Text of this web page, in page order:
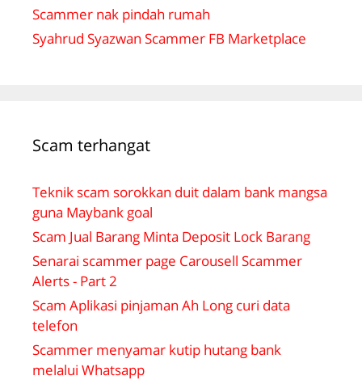
Scammer nak pindah rumah
Syahrud Syazwan Scammer FB Marketplace
Scam terhangat
Teknik scam sorokkan duit dalam bank mangsa
guna Maybank goal
Scam Jual Barang Minta Deposit Lock Barang
Senarai scammer page Carousell Scammer
Alerts - Part 2
Scam Aplikasi pinjaman Ah Long curi data
telefon
Scammer menyamar kutip hutang bank
melalui Whatsapp